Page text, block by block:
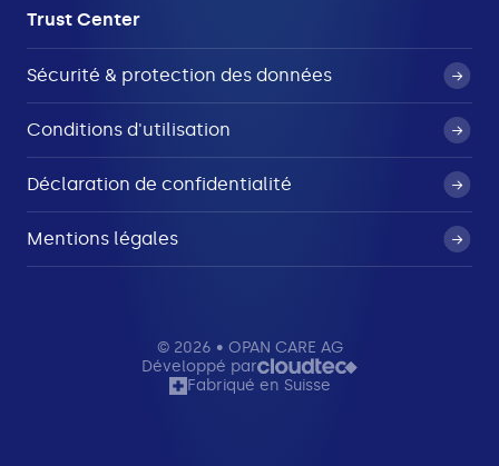
Trust Center
Sécurité & protection des données
Conditions d'utilisation
Déclaration de confidentialité
Mentions légales
© 2026 • OPAN CARE AG
Développé par
Fabriqué en Suisse